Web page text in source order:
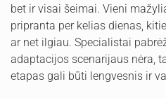
bet ir visai šeimai. Vieni
pripranta per kelias dienas,
ar net ilgiau. Specialistai
adaptacijos scenarijaus nėra,
etapas gali būti lengvesnis ir